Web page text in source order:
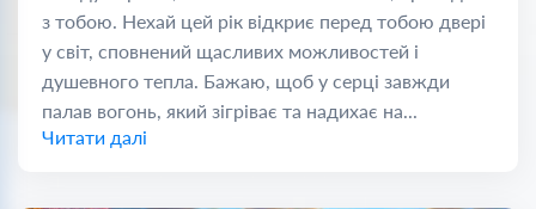
з тобою. Нехай цей рік відкриє перед тобою двері
у світ, сповнений щасливих можливостей і
душевного тепла. Бажаю, щоб у серці завжди
палав вогонь, який зігріває та надихає на...
Читати далі